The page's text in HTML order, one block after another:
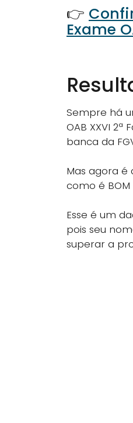
👉
Exame
Sempre há
OAB XXVI
banca da
Mas agora é
como é BOM
Esse é um
pois seu
superar a